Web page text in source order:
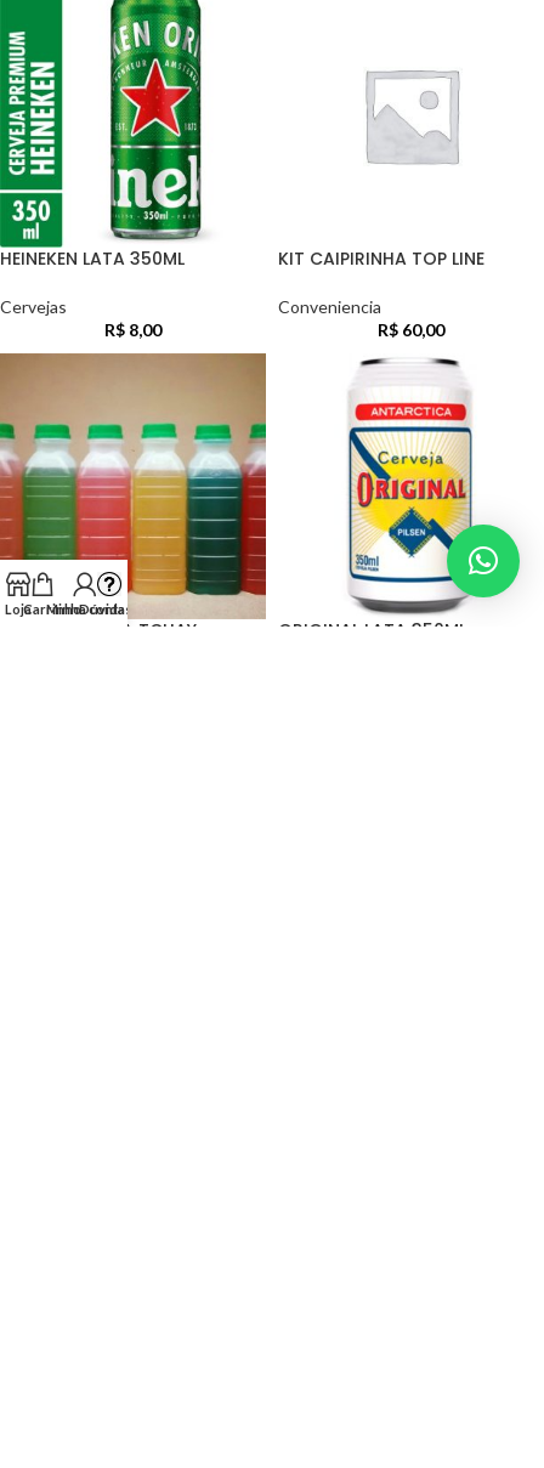
HEINEKEN LATA 350ML
Cervejas
R$ 8,00
KIT CAIPIRINHA TOP LINE
Conveniencia
R$ 60,00
MELZINHO PARA TCHAY ORIGINAL LATA 350ML
LojaCarrinho
Minha conta
Dúvidas?